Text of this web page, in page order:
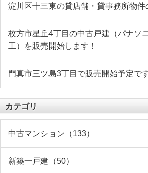
淀川区十三東の貸店舗・貸事務所物件
枚方市星丘4丁目の中古戸建（パナソ
工）を販売開始します！
門真市三ツ島3丁目で販売開始予定で
カテゴリ
中古マンション（133）
新築一戸建（50）